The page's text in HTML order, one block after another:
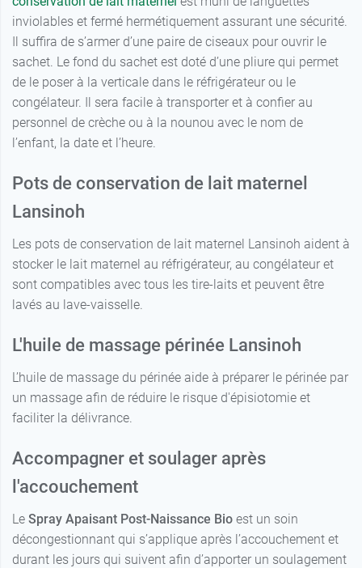
inviolables et fermé hermétiquement assurant une sécurité.
Il suffira de s’armer d’une paire de ciseaux pour ouvrir le
sachet. Le fond du sachet est doté d’une pliure qui permet
de le poser à la verticale dans le réfrigérateur ou le
congélateur. Il sera facile à transporter et à confier au
personnel de crèche ou à la nounou avec le nom de
l’enfant, la date et l’heure.
Pots de conservation de lait maternel
Lansinoh
Les pots de conservation de lait maternel Lansinoh aident à
stocker le lait maternel au réfrigérateur, au congélateur et
sont compatibles avec tous les tire-laits et peuvent être
lavés au lave-vaisselle.
L'huile de massage périnée Lansinoh
L’huile de massage du périnée aide à préparer le périnée par
un massage afin de réduire le risque d'épisiotomie et
faciliter la délivrance.
Accompagner et soulager après
l'accouchement
Le Spray Apaisant Post-Naissance Bio est un soin
décongestionnant qui s’applique après l’accouchement et
durant les jours qui suivent afin d’apporter un soulagement